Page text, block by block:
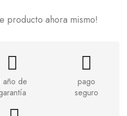
producto ahora mismo!
año de
pago
seguro